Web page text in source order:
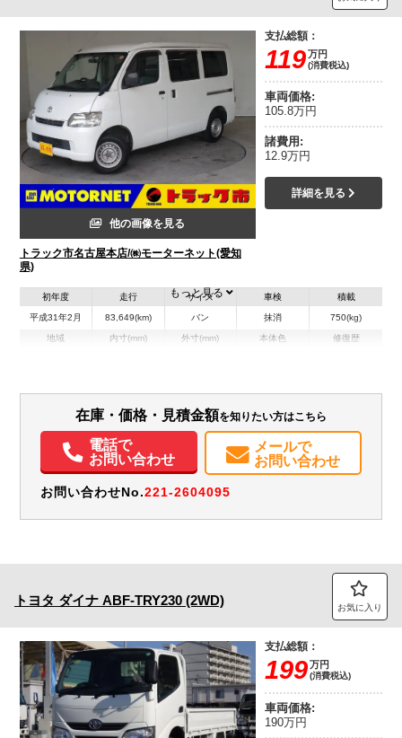
他の画像を見る
トラック市名古屋本店/㈱モーターネット(愛知
県)
支払総額：
119万円
(消費税込)
車両価格:
105.8万円
諸費用:
12.9万円
詳細を見る
初年度
平成31年2月
走行
83,649(km)
サイズ
バン
車検
抹消
積載
750(kg)
地域 内寸(mm) 外寸(mm) 本体色 修復歴
エアコン パワステ パワーウィンドウ ABS エアバッグ 集中ドアロック
もっと見る
在庫・価格・見積金額を知りたい方はこちら
電話で
お問い合わせ
メールで
お問い合わせ
お問い合わせNo.221-2604095
トヨタ ダイナ ABF-TRY230 (2WD) お気に入り
支払総額：
199万円
(消費税込)
車両価格:
190万円